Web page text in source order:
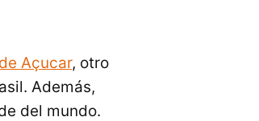
Açucar, otro
Además,
del mundo.